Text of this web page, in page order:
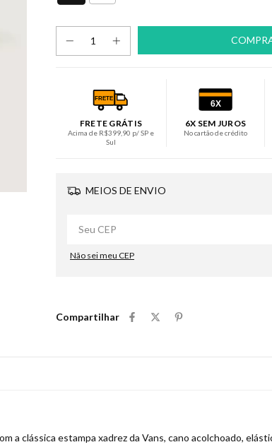
FRETE
FRETE GRÁTIS
Acima de R$399,90 p/ SP e
Sul
6X
6X SEM JUROS
No cartão de crédito
MEIOS DE ENVIO
Não sei meu CEP
Compartilhar
clássica estampa xadrez da Vans, cano acolchoado,